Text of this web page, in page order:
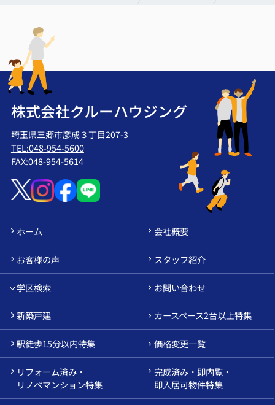
株式会社クルーハウジング
埼玉県三郷市彦成３丁目207-3
TEL:048-954-5600
FAX:048-954-5614
ホーム 会社概要
お客様の声 スタッフ紹介
学区検索 お問い合わせ
新築戸建 カースペース2台以上特集
駅徒歩15分以内特集 価格変更一覧
リフォーム済み・
リノベマンション特集
完成済み・即内覧・
即入居可物件特集